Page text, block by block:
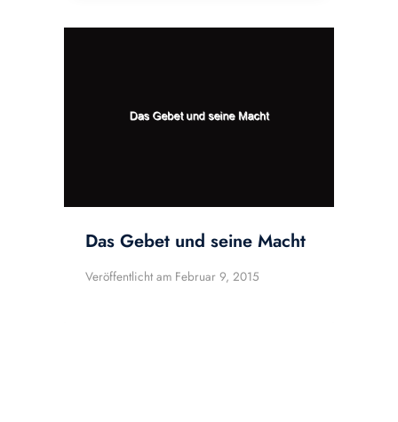
Das Gebet und seine Macht
Veröffentlicht am Februar 9, 2015